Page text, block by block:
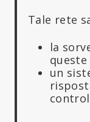
Tale rete
la
un